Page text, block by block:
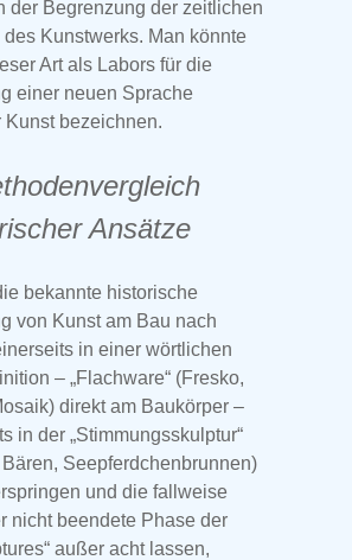
der Begrenzung der zeitlichen
Kunstwerks. Man könnte
Art als Labors für die
einer neuen Sprache
Kunst bezeichnen.
Ansätze
bekannte historische
von Kunst am Bau nach
in einer wörtlichen
– „Flachware“ (Fresko,
direkt am Baukörper –
in der „Stimmungsskulptur“
Seepferdchenbrunnen)
und die fallweise
nicht beendete Phase der
außer acht lassen,